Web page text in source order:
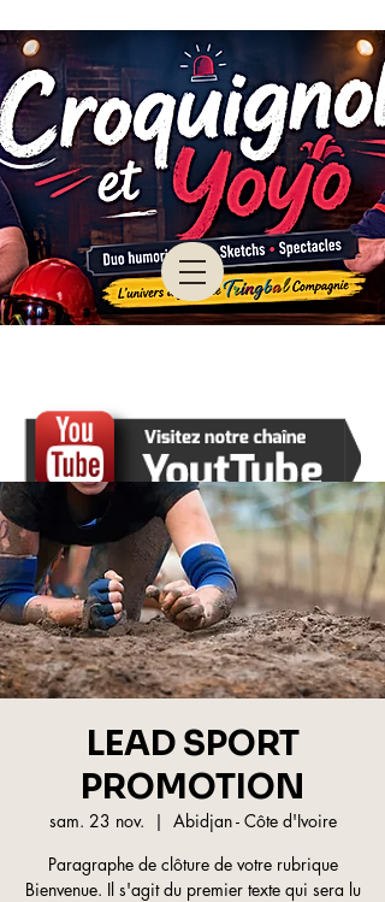
LEAD SPORT
PROMOTION
sam. 23 nov.
  |
Abidjan - Côte d'Ivoire
Paragraphe de clôture de votre rubrique
Bienvenue. Il s'agit du premier texte qui sera lu